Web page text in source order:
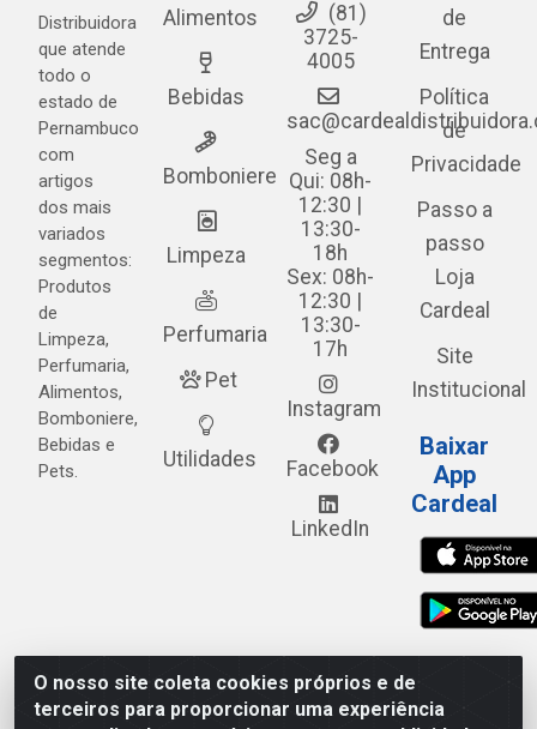
O nosso site coleta cookies próprios e de
terceiros para proporcionar uma experiência
Distribuidora
que atende
todo o
estado de
Pernambuco
com
artigos
dos mais
variados
segmentos:
Produtos
de
Limpeza,
Perfumaria,
Alimentos,
Bomboniere,
Bebidas e
Pets.
Alimentos
Bebidas
Bomboniere
Limpeza
Perfumaria
Pet
Utilidades
(81)
3725-
4005
Seg a
Qui: 08h-
12:30 |
13:30-
18h
Sex: 08h-
12:30 |
13:30-
17h
Instagram
Facebook
LinkedIn
de
Entrega
Política
de
Privacidade
Passo a
passo
Loja
Cardeal
Site
Institucional
Baixar
App
Cardeal
Cardeal Distribuidora - Estrada Alto do Moura, 582 - Alto
do Moura - Caruaru/PE - CEP 55.040-120 - CNPJ